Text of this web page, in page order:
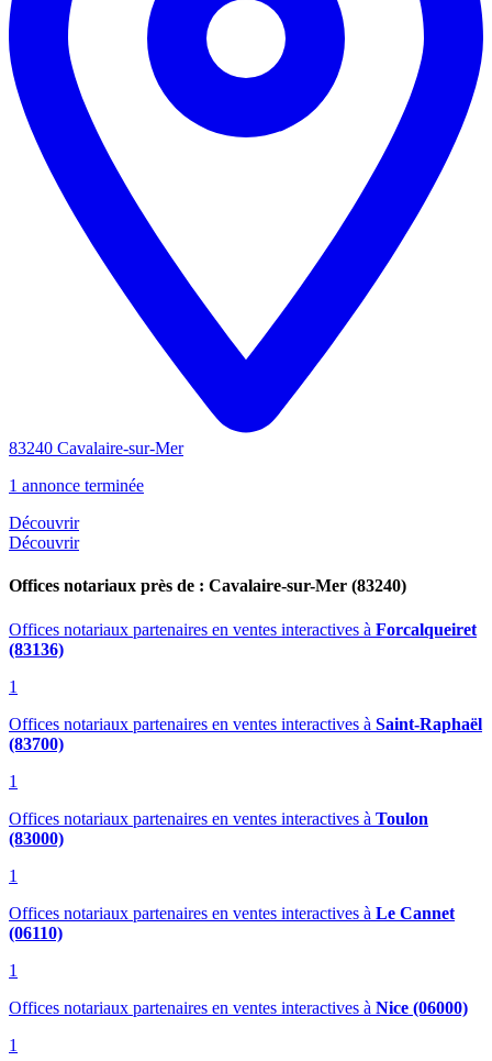
83240 Cavalaire-sur-Mer
1 annonce terminée
Découvrir
Découvrir
Offices notariaux près de : Cavalaire-sur-Mer (83240)
Offices notariaux partenaires en ventes interactives à Forcalqueiret
(83136)
1
Offices notariaux partenaires en ventes interactives à Saint-Raphaël
(83700)
1
Offices notariaux partenaires en ventes interactives à Toulon
(83000)
1
Offices notariaux partenaires en ventes interactives à Le Cannet
(06110)
1
Offices notariaux partenaires en ventes interactives à Nice (06000)
1